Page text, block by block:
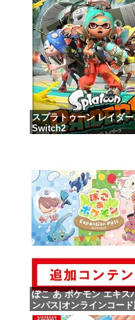
スプラトゥーン レイダ
Switch2
ぽこ あ ポケモン エキス
ンパス|オンラインコード